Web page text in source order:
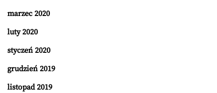
marzec 2020
luty 2020
styczeń 2020
grudzień 2019
listopad 2019